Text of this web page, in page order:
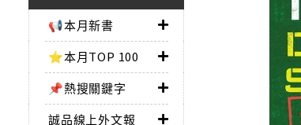
📢本月新書
⭐本月TOP 100
📌熱搜關鍵字
誠品線上外文報